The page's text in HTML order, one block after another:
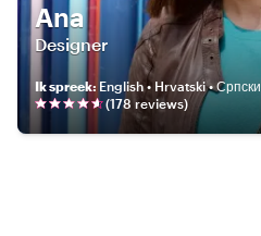
Ana
Designer
Ik spreek: English • Hrvatski • Српски
(178 reviews)